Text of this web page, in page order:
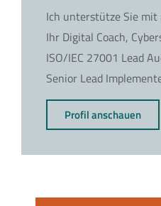
Ich unterstütze Sie mit
Ihr Digital Coach,
ISO/IEC 27001 Lead
Senior Lead
Profil anschauen